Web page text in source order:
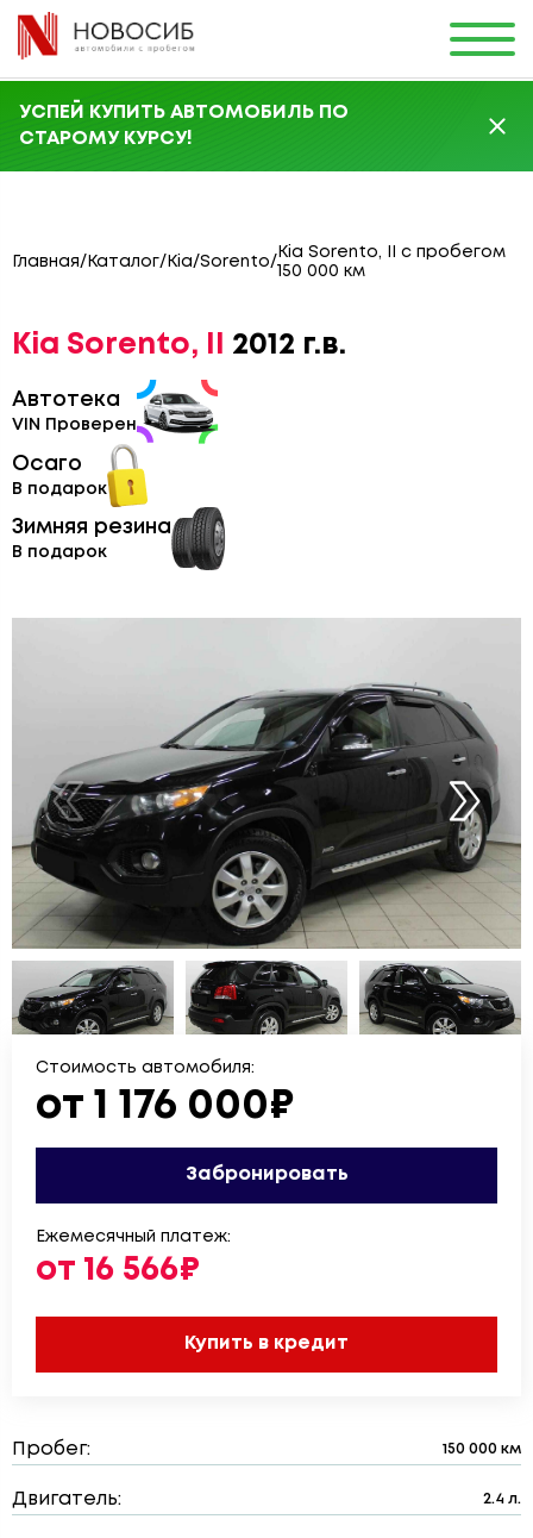
УСПЕЙ КУПИТЬ АВТОМОБИЛЬ ПО
СТАРОМУ КУРСУ!
Главная/ Каталог/ Kia/Sorento/
Kia Sorento, II с пробегом
150 000 км
Kia Sorento, II 2012 г.в.
Автотека
VIN Проверен
Осаго
В подарок
Зимняя резина
В подарок
Стоимость автомобиля:
от 1 176 000₽
Забронировать
Ежемесячный платеж:
от 16 566₽
Купить в кредит
Пробег: 150 000 км
Двигатель: 2.4 л.